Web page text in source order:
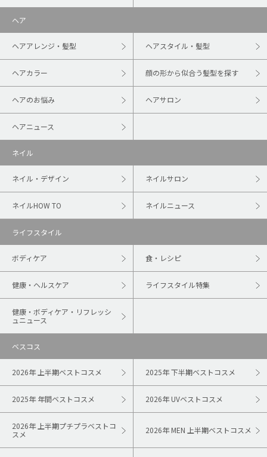
ヘア
ヘアアレンジ・髪型 ヘアスタイル・髪型
ヘアカラー 顔の形から似合う髪型を探す
ヘアのお悩み ヘアサロン
ヘアニュース
ネイル
ネイル・デザイン ネイルサロン
ネイルHOW TO ネイルニュース
ライフスタイル
ボディケア 食・レシピ
健康・ヘルスケア ライフスタイル特集
健康・ボディケア・リフレッシ
ュニュース
ベスコス
2026年 上半期ベストコスメ 2025年 下半期ベストコスメ
2025年 年間ベストコスメ 2026年 UVベストコスメ
2026年 上半期プチプラベストコ
スメ
2026年 MEN 上半期ベストコスメ